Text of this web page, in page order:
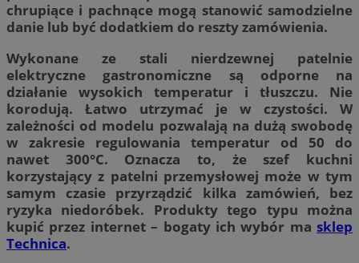
chrupiące i pachnące mogą stanowić samodzielne
danie lub być dodatkiem do reszty zamówienia.
Wykonane ze stali nierdzewnej patelnie
elektryczne gastronomiczne są odporne na
działanie wysokich temperatur i tłuszczu. Nie
korodują. Łatwo utrzymać je w czystości. W
zależności od modelu pozwalają na dużą swobodę
w zakresie regulowania temperatur od 50 do
nawet 300°C. Oznacza to, że szef kuchni
korzystający z patelni przemysłowej może w tym
samym czasie przyrządzić kilka zamówień, bez
ryzyka niedoróbek. Produkty tego typu można
kupić przez internet – bogaty ich wybór ma sklep
Technica.